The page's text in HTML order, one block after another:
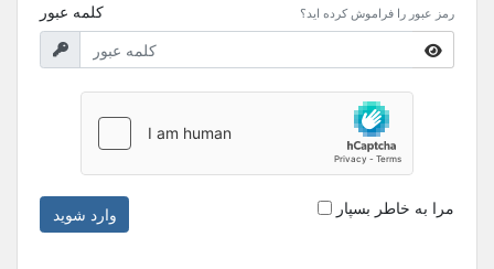
کلمه عبور رمز عبور را فراموش کرده اید؟
وارد شوید مرا به خاطر بسپار